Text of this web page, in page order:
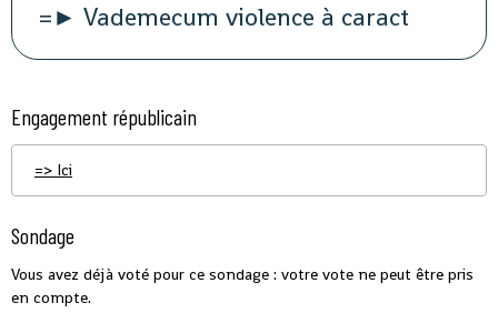
=► Vademecum violence à caract
Engagement républicain
=> Ici
Sondage
Vous avez déjà voté pour ce sondage : votre vote ne peut être pris
en compte.